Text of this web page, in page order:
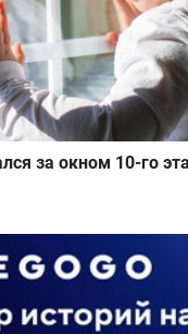
за окном 10-го